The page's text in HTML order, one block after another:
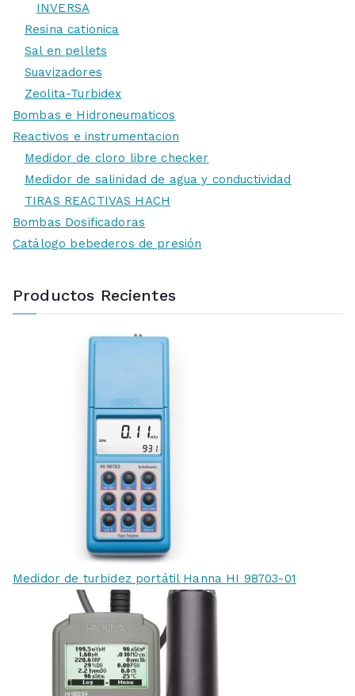
INVERSA
Resina cationica
Sal en pellets
Suavizadores
Zeolita-Turbidex
Bombas e Hidroneumaticos
Reactivos e instrumentacion
Medidor de cloro libre checker
Medidor de salinidad de agua y conductividad
TIRAS REACTIVAS HACH
Bombas Dosificadoras
Catálogo bebederos de presión
Productos Recientes
Medidor de turbidez portátil Hanna HI 98703-01